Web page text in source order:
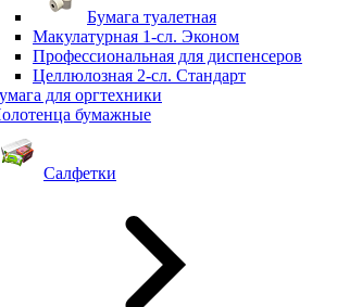
Бумага туалетная
Макулатурная 1-сл. Эконом
Профессиональная для диспенсеров
Целлюлозная 2-сл. Стандарт
для оргтехники
бумажные
Салфетки